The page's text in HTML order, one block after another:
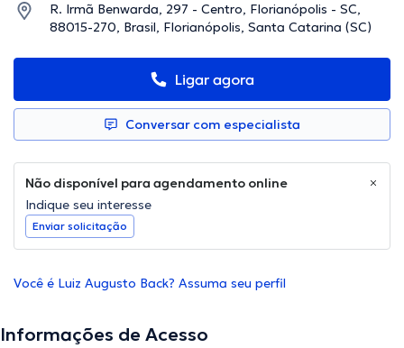
R. Irmã Benwarda, 297 - Centro, Florianópolis - SC,
88015-270, Brasil, Florianópolis, Santa Catarina (SC)
Ligar agora
Conversar com especialista
Não disponível para agendamento online
Indique seu interesse
Enviar solicitação
Você é Luiz Augusto Back? Assuma seu perfil
Informações de Acesso